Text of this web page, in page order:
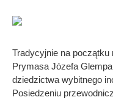
Tradycyjnie na początku
Prymasa Józefa
dziedzictwa wybitnego
Posiedzeniu